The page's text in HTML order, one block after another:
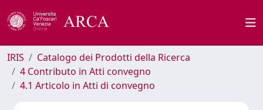
IRIS
Catalogo dei Prodotti della Ricerca
4 Contributo in Atti convegno
4.1 Articolo in Atti di convegno